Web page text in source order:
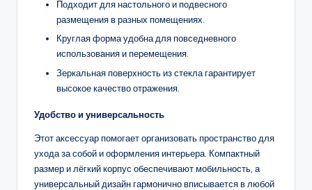
Подходит для настольного и подвесного
размещения в разных помещениях.
Круглая форма удобна для повседневного
использования и перемещения.
Зеркальная поверхность из стекла гарантирует
высокое качество отражения.
Удобство и универсальность
Этот аксессуар помогает организовать пространство для
ухода за собой и оформления интерьера. Компактный
размер и лёгкий корпус обеспечивают мобильность, а
универсальный дизайн гармонично вписывается в любой